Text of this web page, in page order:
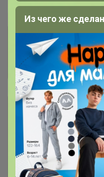
Комментарии к лотам
Отзывы участников
Описание
Условия участия
Ключевые даты
Из чего же